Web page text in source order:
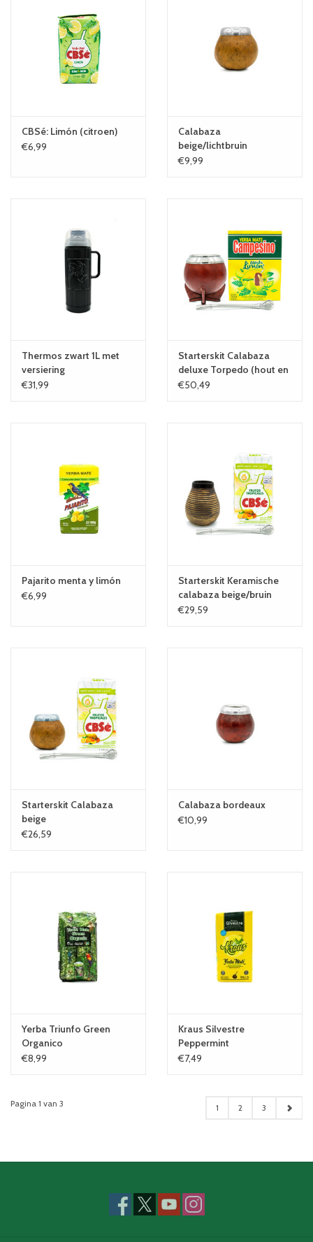
CBSé: Limón (citroen)
€6,99
Calabaza
beige/lichtbruin
€9,99
Thermos zwart 1L met
versiering
€31,99
Starterskit Calabaza
deluxe Torpedo (hout en
leer)
€50,49
Pajarito menta y limón
€6,99
Starterskit Keramische
calabaza beige/bruin
€29,59
Starterskit Calabaza
beige
€26,59
Calabaza bordeaux
€10,99
Yerba Triunfo Green
Organico
€8,99
Kraus Silvestre
Peppermint
€7,49
Pagina 1 van 3 1 2 3